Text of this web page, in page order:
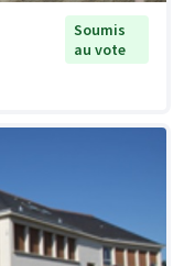
Soumis
au vote